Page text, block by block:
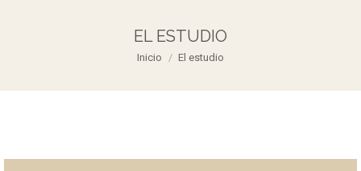
EL ESTUDIO
Estás aquí:
Inicio El estudio